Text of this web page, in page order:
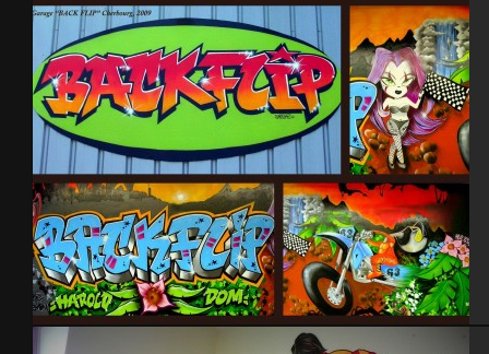
Festival de Soulac 2008
Garage Back Flip 2006